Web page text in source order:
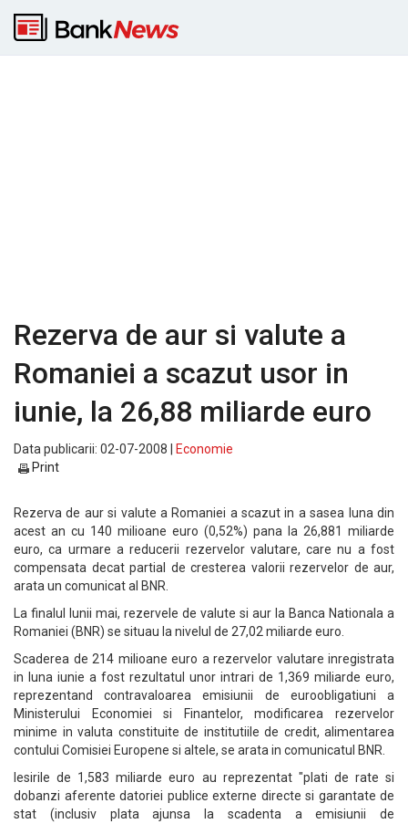
Rezerva de aur si valute a
Romaniei a scazut usor in
iunie, la 26,88 miliarde euro
Data publicarii: 02-07-2008 |
Economie
Print
Rezerva de aur si valute a Romaniei a scazut in a sasea luna din
acest an cu 140 milioane euro (0,52%) pana la 26,881 miliarde
euro, ca urmare a reducerii rezervelor valutare, care nu a fost
compensata decat partial de cresterea valorii rezervelor de aur,
arata un comunicat al BNR.
La finalul lunii mai, rezervele de valute si aur la Banca Nationala a
Romaniei (BNR) se situau la nivelul de 27,02 miliarde euro.
Scaderea de 214 milioane euro a rezervelor valutare inregistrata
in luna iunie a fost rezultatul unor intrari de 1,369 miliarde euro,
reprezentand contravaloarea emisiunii de euroobligatiuni a
Ministerului Economiei si Finantelor, modificarea rezervelor
minime in valuta constituite de institutiile de credit, alimentarea
contului Comisiei Europene si altele, se arata in comunicatul BNR.
Iesirile de 1,583 miliarde euro au reprezentat "plati de rate si
dobanzi aferente datoriei publice externe directe si garantate de
stat (inclusiv plata ajunsa la scadenta a emisiunii de